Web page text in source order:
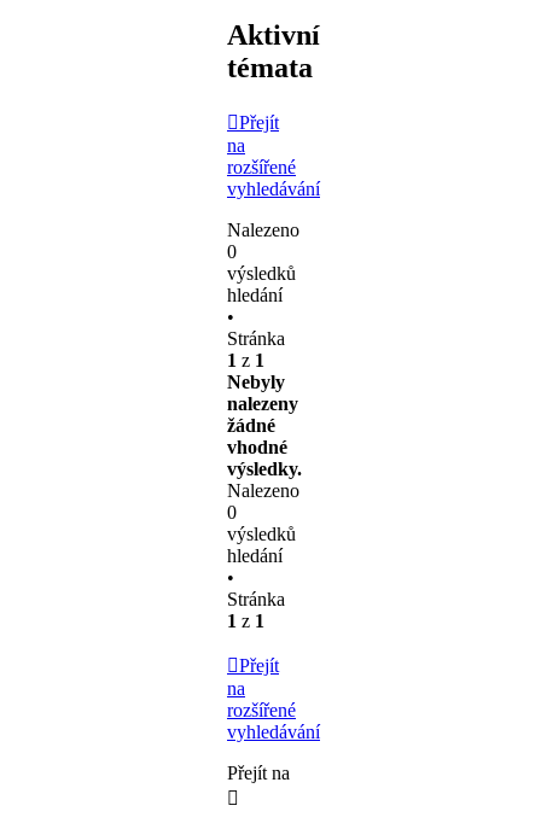
Aktivní
témata
Přejít
na
rozšířené
vyhledávání
Nalezeno
0
výsledků
hledání
•
Stránka
1 z 1
Nebyly
nalezeny
žádné
vhodné
výsledky.
Nalezeno
0
výsledků
hledání
•
Stránka
1 z 1
Přejít
na
rozšířené
vyhledávání
Přejít na